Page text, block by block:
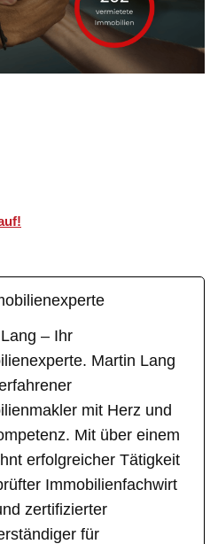
– Ihr
Martin Lang
mit Herz und
Mit über einem
erfolgreicher Tätigkeit
Immobilienfachwirt
zertifizierter
für